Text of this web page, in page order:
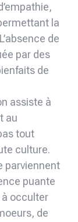
la
de
par des
de
assiste à
au
tout
culture.
parviennent
puante
à occulter
de